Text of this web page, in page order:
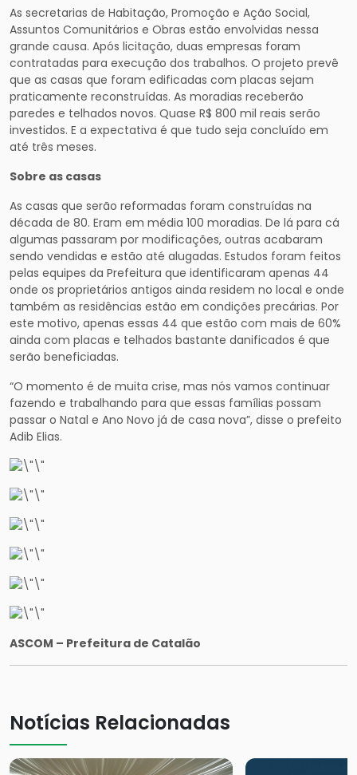
As secretarias de Habitação, Promoção e Ação Social,
Assuntos Comunitários e Obras estão envolvidas nessa
grande causa. Após licitação, duas empresas foram
contratadas para execução dos trabalhos. O projeto prevê
que as casas que foram edificadas com placas sejam
praticamente reconstruídas. As moradias receberão
paredes e telhados novos. Quase R$ 800 mil reais serão
investidos. E a expectativa é que tudo seja concluído em
até três meses.
Sobre as casas
As casas que serão reformadas foram construídas na
década de 80. Eram em média 100 moradias. De lá para cá
algumas passaram por modificações, outras acabaram
sendo vendidas e estão até alugadas. Estudos foram feitos
pelas equipes da Prefeitura que identificaram apenas 44
onde os proprietários antigos ainda residem no local e onde
também as residências estão em condições precárias. Por
este motivo, apenas essas 44 que estão com mais de 60%
ainda com placas e telhados bastante danificados é que
serão beneficiadas.
“O momento é de muita crise, mas nós vamos continuar
fazendo e trabalhando para que essas famílias possam
passar o Natal e Ano Novo já de casa nova”, disse o prefeito
Adib Elias.
ASCOM – Prefeitura de Catalão
Notícias Relacionadas